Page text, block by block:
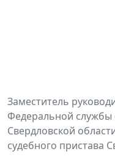
Заместитель
Федеральной службы
Свердловской
судебного пристава